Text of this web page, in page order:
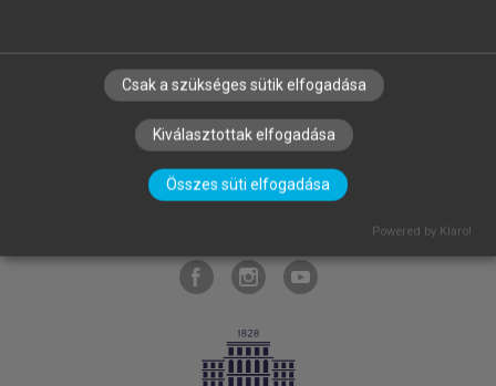
SZERZŐKNEK CÉGEKNEK KÖNYVTÁROSOKNAK
SZERKESZTÉSI ÉS LEKTORÁLÁSI ALAPELVEK
MI – ÁLTALÁNOS IRÁNYELVEK IMPRESSZUM
ADATVÉDELEM LICENCSZERZŐDÉS
BLOG RÓLUNK SÜTI BEÁLLÍTÁSOK
Csak a szükséges sütik elfogadása
Kiválasztottak elfogadása
Összes süti elfogadása
Powered by Klaro!